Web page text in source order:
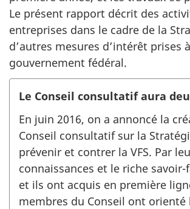
Le présent rapport décrit des
entreprises dans le cadre de la
d’autres mesures d’intérêt prises
gouvernement fédéral.
Le Conseil consultatif aura
En juin 2016, on a annoncé la
Conseil consultatif sur la
prévenir et contrer la VFS. Par
connaissances et le riche savoir-
et ils ont acquis en première
membres du Conseil ont orienté